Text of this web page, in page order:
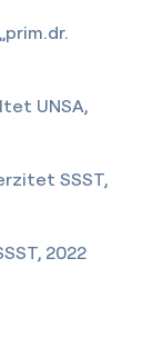
UNSA,
SSST,
2022